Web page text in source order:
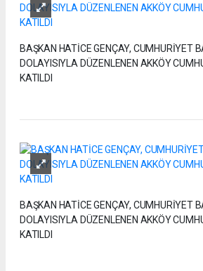
BAŞKAN HATİCE GENÇAY, CUMHURİYET
DOLAYISIYLA DÜZENLENEN AKKÖY
KATILDI
BAŞKAN HATİCE GENÇAY, CUMHURİYET
DOLAYISIYLA DÜZENLENEN AKKÖY
KATILDI